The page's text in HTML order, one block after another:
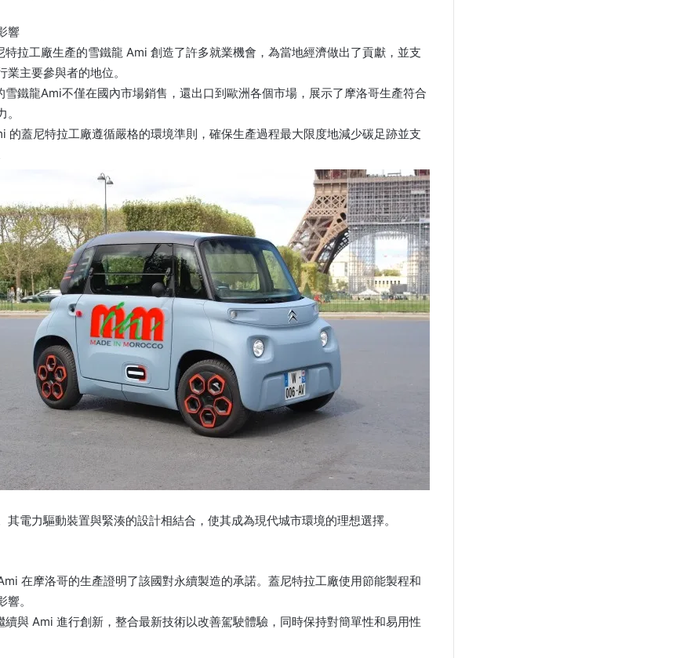
響
特拉工廠生產的雪鐵龍 Ami 創造了許多就業機會，為當地經濟做出了貢獻，並支
主要參與者的地位。
雪鐵龍Ami不僅在國內市場銷售，還出口到歐洲各個市場，展示了摩洛哥生產符合
的蓋尼特拉工廠遵循嚴格的環境準則，確保生產過程最大限度地減少碳足跡並支
其電力驅動裝置與緊湊的設計相結合，使其成為現代城市環境的理想選擇。
在摩洛哥的生產證明了該國對永續製造的承諾。蓋尼特拉工廠使用節能製程和
。
續與 Ami 進行創新，整合最新技術以改善駕駛體驗，同時保持對簡單性和易用性